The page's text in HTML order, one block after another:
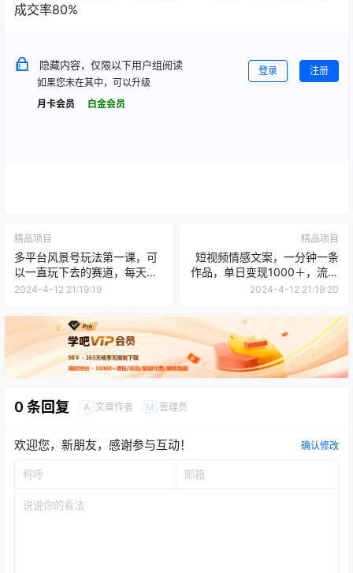
成交率80%
隐藏内容，仅限以下用户组阅读
如果您未在其中，可以升级
月卡会员
白金会员
登录 注册
精品项目
多平台风景号玩法第一课，可
以一直玩下去的赛道，每天半
小时，轻松月入过万（附教学
2024-4-12 21:19:19
精品项目
短视频情感文案，一分钟一条
作品，单日变现1000＋，流量
爆炸
2024-4-12 21:19:20
0 条回复 A 文章作者 M 管理员
欢迎您，新朋友，感谢参与互动！ 确认修改